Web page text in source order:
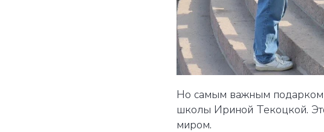
Но самым важным подарком
школы Ириной Текоцкой.
миром.